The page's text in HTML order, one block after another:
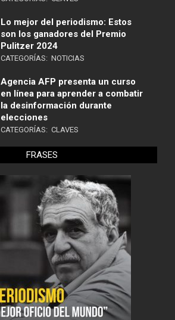
Lo mejor del periodismo: Estos
son los ganadores del Premio
Pulitzer 2024
CATEGORÍAS: NOTICIAS
Agencia AFP presenta un curso
en línea para aprender a combatir
la desinformación durante
elecciones
CATEGORÍAS: CLAVES
FRASES